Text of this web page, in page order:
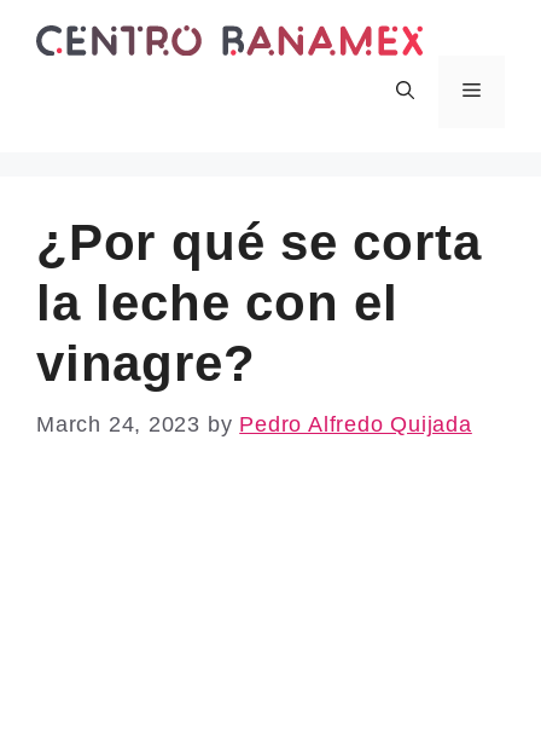
Menu
¿Por qué se corta
la leche con el
vinagre?
March 24, 2023 by Pedro Alfredo Quijada